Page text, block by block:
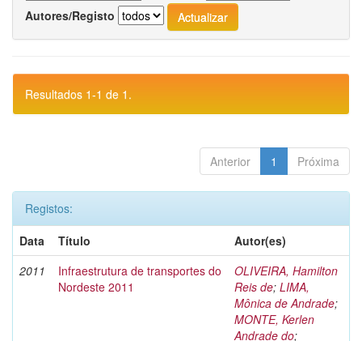
Autores/Registo
Resultados 1-1 de 1.
Anterior 1 Próxima
Registos:
Data
Título
Autor(es)
2011
Infraestrutura de transportes do
Nordeste 2011
OLIVEIRA, Hamilton
Reis de; LIMA,
Mônica de Andrade;
MONTE, Kerlen
Andrade do;